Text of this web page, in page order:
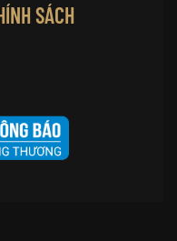
SÁCH